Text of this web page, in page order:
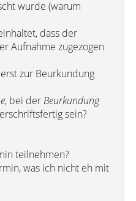
wurde (warum
dass der
Aufnahme zugezogen
zur Beurkundung
, bei der Beurkundung
sein?
teilnehmen?
was ich nicht eh mit